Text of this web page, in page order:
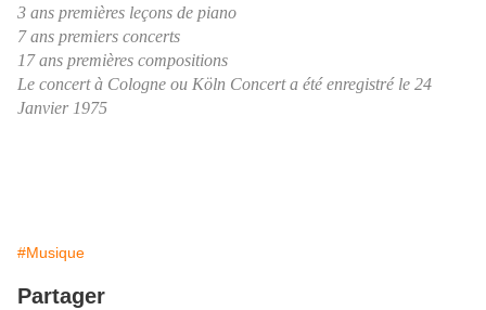
3 ans premières leçons de piano
7 ans premiers concerts
17 ans premières compositions
Le concert à Cologne ou Köln Concert a été enregistré le 24
Janvier 1975
#Musique
Partager